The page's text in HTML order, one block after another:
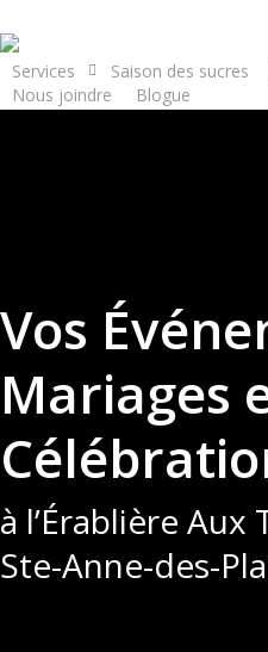
to
main
content
Services Saison des sucres
Nous joindre
Blogue
Vos
Mariages
à l’Érablière Aux
Ste-Anne-des-